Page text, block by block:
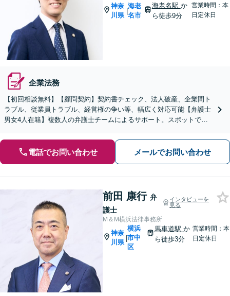
神奈
川県
|
海老
名市
海老名駅 か
ら徒歩9分
営業時間：本
日定休日
企業法務
【初回相談無料】【顧問契約】契約書チェック、法人破産、企業間ト
ラブル、従業員トラブル、経営権の争い等、幅広く対応可能【弁護士
男女4人在籍】複数人の弁護士チームによるサポート。スポットでの
電話でお問い合わせ メールでお問い合わせ
前田 康行 弁
護士
インタビューを
見る
M＆M横浜法律事務所
神奈
川県
|
横浜
市中
区
馬車道駅か
ら徒歩3分
営業時間：本
日定休日